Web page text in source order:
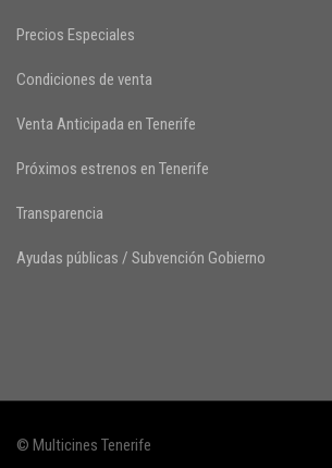
Precios Especiales
Condiciones de venta
Venta Anticipada en Tenerife
Próximos estrenos en Tenerife
Transparencia
Ayudas públicas / Subvención Gobierno
© Multicines Tenerife